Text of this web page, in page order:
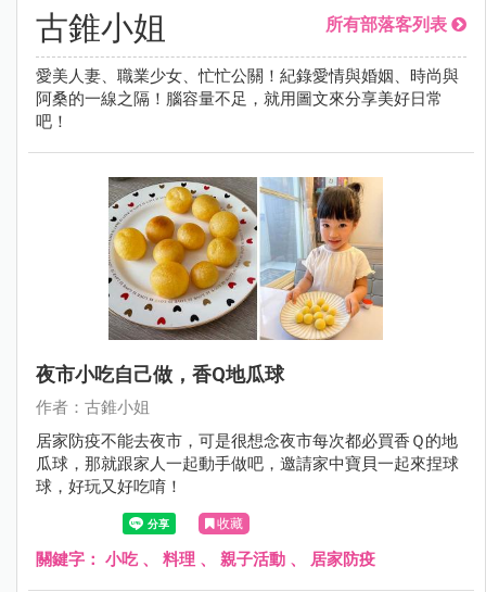
古錐小姐 所有部落客列表
愛美人妻、職業少女、忙忙公關！紀錄愛情與婚姻、時尚與
阿桑的一線之隔！腦容量不足，就用圖文來分享美好日常
吧！
夜市小吃自己做，香Q地瓜球
作者：古錐小姐
居家防疫不能去夜市，可是很想念夜市每次都必買香Ｑ的地
瓜球，那就跟家人一起動手做吧，邀請家中寶貝一起來捏球
球，好玩又好吃唷！
收藏
關鍵字： 小吃、 料理 、 親子活動 、 居家防疫